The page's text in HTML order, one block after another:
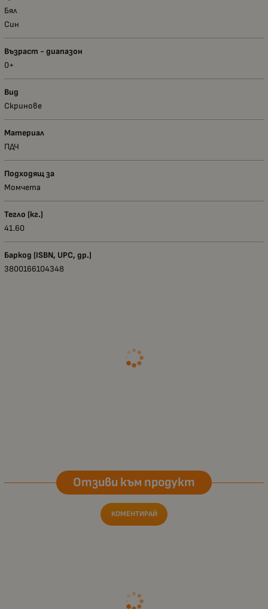
Бял
Син
Възраст - диапазон
0+
Вид
Скринове
Материал
ПДЧ
Подходящ за
Момчета
Тегло (кг.)
41.60
Баркод (ISBN, UPC, др.)
3800166104348
Отзиви към продукт
КОМЕНТИРАЙ